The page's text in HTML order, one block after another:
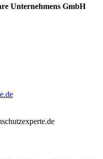
Unternehmens GmbH